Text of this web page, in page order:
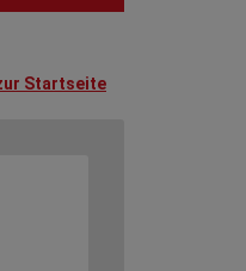
Startseite